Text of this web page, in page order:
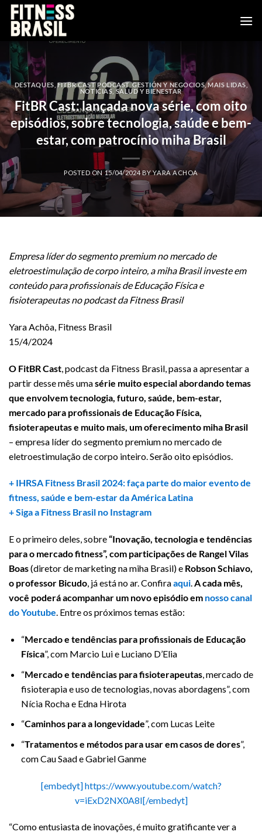
Saltar
contenido
DESTAQUES ,FITBR CAST PODCAST,GESTIÓN Y NEGOCIOS,MAIS LIDAS
NOTICIAS SALUD Y BIENESTAR
FitBR Cast: lançada nova série, com oito
episódios, sobre tecnologia, saúde e bem-
estar, com patrocínio miha Brasil
POSTED ON15/04/2024 BYYARA ACHOA
Empresa líder do segmento premium no mercado de
eletroestimulação de corpo inteiro, a miha Brasil investe em
conteúdo para profissionais de Educação Física e
fisioterapeutas no podcast da Fitness Brasil
Yara Achôa, Fitness Brasil
15/4/2024
O FitBR Cast , podcast da Fitness Brasil, passa a apresentar a
partir desse mês umasérie muito especial abordando temas
que envolvem tecnologia, futuro, saúde, bem-estar,
mercado para profissionais de Educação Física,
fisioterapeutas e muito mais, um oferecimento miha Brasil
– empresa líder do segmento premium no mercado de
eletroestimulação de corpo inteiro. Serão oito episódios.
+ IHRSA Fitness Brasil 2024: faça parte do maior evento de
fitness, saúde e bem-estar da América Latina
+ Siga a Fitness Brasil no Instagram
E o primeiro deles, sobre“Inovação, tecnologia e tendências
para o mercado fitness”, com participações de Rangel Vilas
Boas(diretor de marketing na miha Brasil) e Robson Schiavo,
o professor Bicudo, já está no ar. Confiraaqui.A cada mês,
você poderá acompanhar um novo episódio em nosso canal
do Youtube. Entre os próximos temas estão:
“Mercado e tendências para profissionais de Educação
Física”, com Marcio Lui e Luciano D’Elia
“Mercado e tendências para fisioterapeutas, mercado de
fisioterapia e uso de tecnologias, novas abordagens”, com
Nícia Rocha e Edna Hirota
“Caminhos para a longevidade”, com Lucas Leite
“Tratamentos e métodos para usar em casos de dores”,
com Cau Saad e Gabriel Ganme
[embedyt] https://www.youtube.com/watch?
v=iExD2NX0A8I[/embedyt]
“Como entusiasta de inovações, é muito gratificante ver a